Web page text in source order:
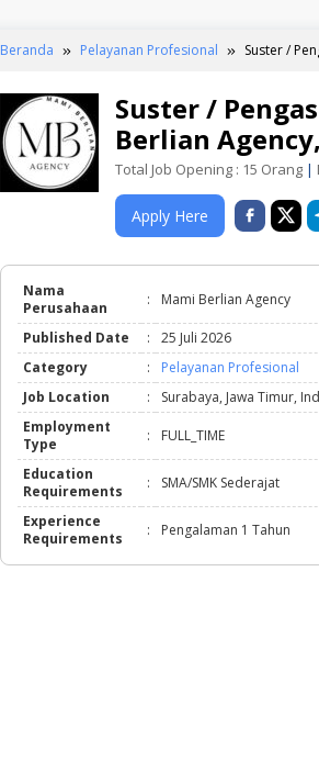
Beranda Pelayanan Profesional Suster /
Suster /
Berlian
Total Job Opening : 15 Orang |
Apply Here
Nama
Perusahaan
: Mami Berlian Agency
Published Date :
25 Juli 2026
Category
:
Pelayanan Profesional
Job Location
:
Surabaya, Jawa Timur,
Employment
Type
: FULL_TIME
Education
Requirements
: SMA/SMK Sederajat
Experience
Requirements
: Pengalaman 1 Tahun